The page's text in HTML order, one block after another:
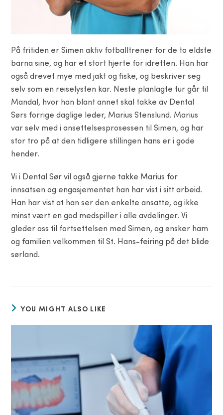
På fritiden er Simen aktiv fotballtrener for de to eldste
barna sine, og har et stort hjerte for idretten. Han har
også drevet mye med jakt og fiske, og beskriver seg
selv som en reiselysten kar. Neste planlagte tur går til
Mandal, hvor han blant annet skal takke av Dental
Sørs forrige daglige leder, Marius Stenslund. Marius
var selv med i ansettelsesprosessen til Simen, og har
stor tro på at den tidligere stillingen hans er i gode
hender.
Vi i Dental Sør vil også gjerne takke Marius for
innsatsen og engasjementet han har vist i sitt arbeid.
Han har vist at han ser den enkelte ansatte, og ikke
minst vært en god medspiller i alle avdelinger. Vi
gleder oss til fortsettelsen med Simen, og ønsker ham
og familien velkommen til St. Hans-feiring på det blide
sørland.
YOU MIGHT ALSO LIKE